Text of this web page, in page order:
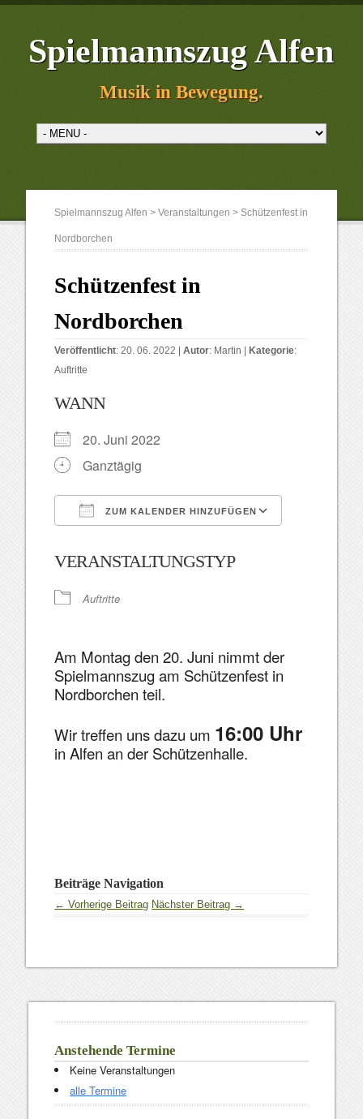
Spielmannszug Alfen
Musik in Bewegung.
Spielmannszug Alfen >Veranstaltungen > Schützenfest in
Nordborchen
Schützenfest in
Nordborchen
Veröffentlicht: 20. 06. 2022 |Autor: Martin Kategorie:
Auftritte
WANN
20. Juni 2022
Ganztägig
ZUM KALENDER HINZUFÜGEN
VERANSTALTUNGSTYP
Auftritte
Am Montag den 20. Juni nimmt der
Spielmannszug am Schützenfest in
Nordborchen teil.
Wir treffen uns dazu um 16:00 Uhr
in Alfen an der Schützenhalle.
Beiträge Navigation
← Vorherige Beitrag Nächster Beitrag →
Anstehende Termine
Keine Veranstaltungen
alle Termine